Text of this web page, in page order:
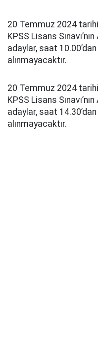
20 Temmuz 2024
KPSS Lisans
adaylar, saat
alınmayacaktır.
20 Temmuz 2024
KPSS Lisans
adaylar, saat
alınmayacaktır.